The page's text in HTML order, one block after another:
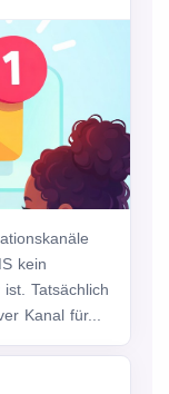
kein
Tatsächlich
Kanal für...